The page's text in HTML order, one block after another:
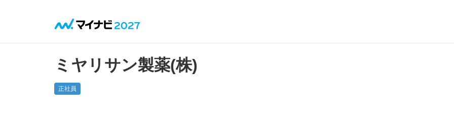
ミヤリサン製薬(株)
正社員